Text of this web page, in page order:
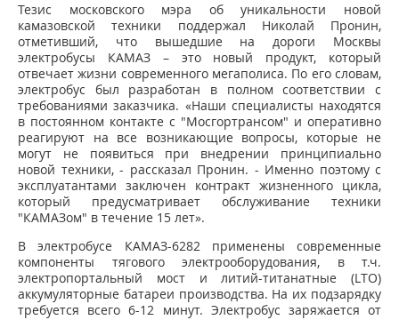
Тезис московского мэра об уникальности новой
камазовской техники поддержал Николай Пронин,
отметивший, что вышедшие на дороги Москвы
электробусы КАМАЗ – это новый продукт, который
отвечает жизни современного мегаполиса. По его словам,
электробус был разработан в полном соответствии с
требованиями заказчика. «Наши специалисты находятся
в постоянном контакте с "Мосгортрансом" и оперативно
реагируют на все возникающие вопросы, которые не
могут не появиться при внедрении принципиально
новой техники, - рассказал Пронин. - Именно поэтому с
эксплуатантами заключен контракт жизненного цикла,
который предусматривает обслуживание техники
"КАМАЗом" в течение 15 лет».
В электробусе КАМАЗ-6282 применены современные
компоненты тягового электрооборудования, в т.ч.
электропортальный мост и литий-титанатные (LTO)
аккумуляторные батареи производства. На их подзарядку
требуется всего 6-12 минут. Электробус заряжается от